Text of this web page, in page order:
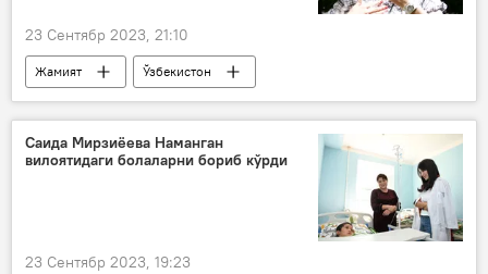
23 Сентябр 2023, 21:10
Жамият
Ўзбекистон
Шифокорлар тавсияси
Саида Мирзиёева Наманган
вилоятидаги болаларни бориб кўрди
23 Сентябр 2023, 19:23